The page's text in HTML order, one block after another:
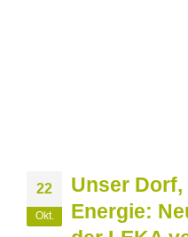
22
Okt.
Unser
Energie: